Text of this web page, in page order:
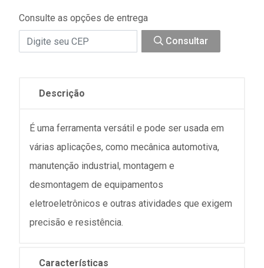
Consulte as opções de entrega
Consultar
Descrição
É uma ferramenta versátil e pode ser usada em
várias aplicações, como mecânica automotiva,
manutenção industrial, montagem e
desmontagem de equipamentos
eletroeletrônicos e outras atividades que exigem
precisão e resistência.
Características